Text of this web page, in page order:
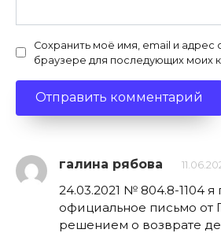
Сохранить моё имя, email и адрес
браузере для последующих моих
галина рябова
24.03.2021 № 804.8-1104 я
официальное письмо от
решением о возврате